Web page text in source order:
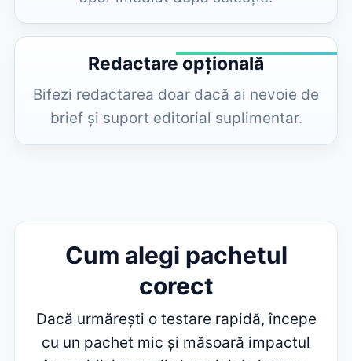
Redactare opțională
Bifezi redactarea doar dacă ai nevoie de
brief și suport editorial suplimentar.
Cum alegi pachetul
corect
Dacă urmărești o testare rapidă, începe
cu un pachet mic și măsoară impactul